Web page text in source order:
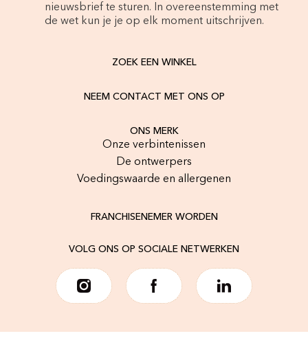
nieuwsbrief te sturen. In overeenstemming met
de wet kun je je op elk moment uitschrijven.
ZOEK EEN WINKEL
NEEM CONTACT MET ONS OP
ONS MERK
Onze verbintenissen
De ontwerpers
Voedingswaarde en allergenen
FRANCHISENEMER WORDEN
VOLG ONS OP SOCIALE NETWERKEN